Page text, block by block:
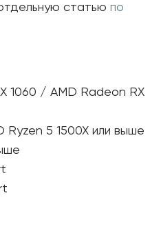
статью по
1060 / AMD Radeon RX
5 1500X или выше